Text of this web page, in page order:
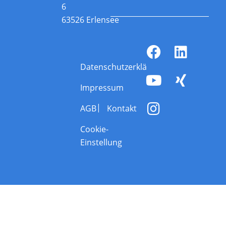
6
63526 Erlensee
Datenschutzerklärung
Impressum
AGB
Kontakt
Cookie-
Einstellung